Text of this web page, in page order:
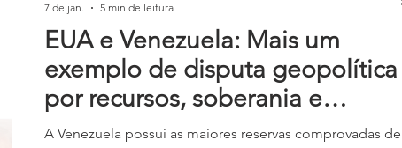
EUA e Venezuela: Mais um
exemplo de disputa geopolítica
por recursos, soberania e
influência internacional
A Venezuela possui as maiores reservas comprovadas de
7 de jan.
5 min de leitura